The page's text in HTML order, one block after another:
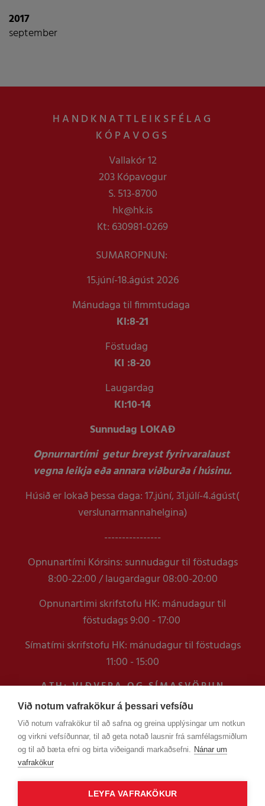
Við notum vafrakökur á þessari vefsíðu
Við notum vafrakökur til að safna og greina upplýsingar um notkun
og virkni vefsíðunnar, til að geta notað lausnir frá samfélagsmiðlum
og til að bæta efni og birta viðeigandi markaðsefni. Nánar um
vafrakökur
LEYFA VAFRAKÖKUR
2017
september
HANDKNATTLEIKSFÉLAG
KÓPAVOGS
Vallakór 12
203 Kópavogur
S. 513-8700
hk@hk.is
Kt: 630981-0269
SUMAROPNUN:
15.júní-18.ágúst 2026
Mánudaga til fimmtudaga
Kl:8-21
Föstudag
Kl :8-20
Laugardag
Kl:10-14
Sunnudag LOKAÐ
Opnurnartími getur breyst fyrirvaralaust
vegna leikja eða annara viðburða í húsinu.
Húsið er lokað þessa daga: 17.júní, 31.júlí-4.ágúst(
verslunarmannahelgina)
----------------
Opnunartími Kórsins: sunnudagur til föstudags
8:00-22:00 / laugardagur 08:00-20:00
Opnunartimi skrifstofu HK: mánudagur til
föstudags 9:00 - 17:00
Símatími skrifstofu HK: mánudagur til föstudags
11:00 - 15:00
ATH: VIÐVERA OG SÍMASVÖRUN
VERÐUR TAKMÖRKUÐ Á
SKRIFSTOFUNNI FRAM YFIR
VERSLUNARMANNHELGI
EN ERINDUM SEM KOMA Í GEGNUM
TÖLVUPÓSTA VERÐUR SVARAÐ